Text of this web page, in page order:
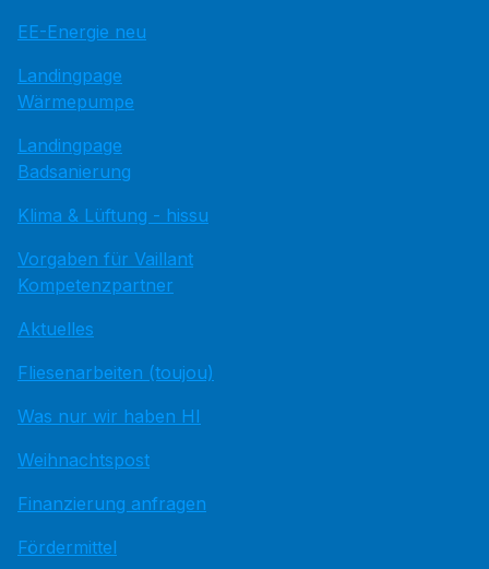
EE-Energie neu
Landingpage
Wärmepumpe
Landingpage
Badsanierung
Klima & Lüftung - hissu
Vorgaben für Vaillant
Kompetenzpartner
Aktuelles
Fliesenarbeiten (toujou)
Was nur wir haben HI
Weihnachtspost
Finanzierung anfragen
Fördermittel